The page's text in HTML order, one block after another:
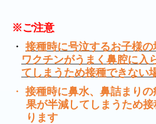
※ご注意
・ 接種時に号泣するお子様
ワクチンがうまく鼻腔に入
てしまうため接種できない
・ 接種時に鼻水、鼻詰まり
果が半減してしまうため
ります